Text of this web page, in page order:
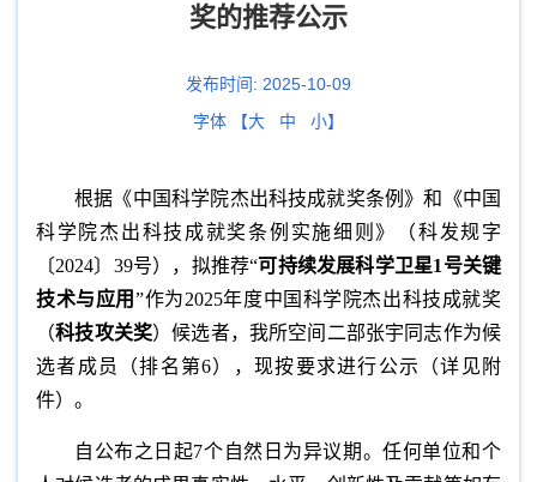
奖的推荐公示
发布时间: 2025-10-09
字体 【大 中 小】
根据《中国科学院杰出科技成就奖条例》和《中国
科学院杰出科技成就奖条例实施细则》（科发规字
〔2024〕39号），拟推荐“可持续发展科学卫星1 号关键
技术与应用 ”作为2025年度中国科学院杰出科技成就奖
（科技攻关奖）候选者，我所空间二部张宇同志作为候
选者成员（排名第6），现按要求进行公示（详见附
件）。
自公布之日起7个自然日为异议期。任何单位和个